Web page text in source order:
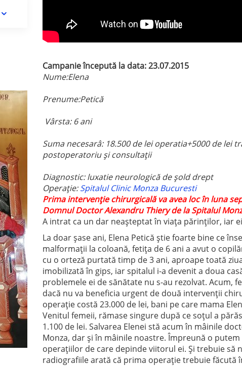
Campanie începută la data: 23.07.2015
Nume:Elena
Prenume:Petică
Vârsta: 6 ani
Suma necesarâ: 18.500 de lei operatia+5000 de lei
postoperatoriu şi consultaţii
Diagnostic: luxatie neurologică de șold drept
Operație:Spitalul Clinic Monza Bucuresti
Prima intervenție chirurgicală va avea loc în luna
Domnul Doctor Alexandru Thiery de la Spitalul
A intrat ca un dar neașteptat în viața părinților, iar
La doar șase ani, Elena Petică știe foarte bine ce
malformații la coloană, fetița de 6 ani a avut o
cu o orteză purtată timp de 3 ani, aproape toată
imobilizată în gips, iar spitalul i-a devenit a doua
problemele ei de sănătate nu s-au rezolvat. Acum,
dacă nu va beneficia urgent de două intervenții
operație costă 23.000 de lei, bani pe care mama
Venitul femeii, rămase singure după ce soțul a
1.100 de lei. Salvarea Elenei stă acum în mâinile
Monza, dar și în mâinile noastre. Împreună o
operațiilor de care depinde viitorul ei. Și trebuie să
radiografiile arată că prima operație trebuie făcută